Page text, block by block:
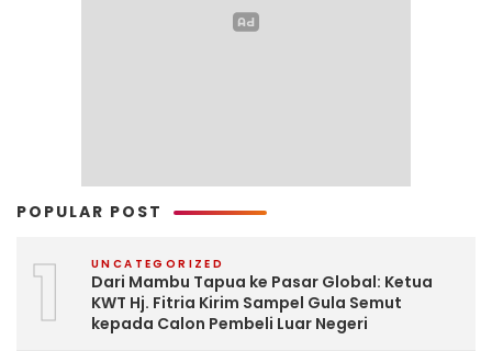
POPULAR POST
1 UNCATEGORIZED
Dari Mambu Tapua ke Pasar Global: Ketua
KWT Hj. Fitria Kirim Sampel Gula Semut
kepada Calon Pembeli Luar Negeri